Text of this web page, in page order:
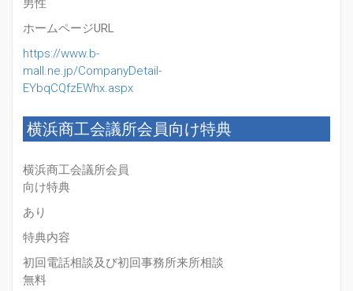
男性
ホームページURL
https://www.b-
mall.ne.jp/CompanyDetail-
EYbqCQfzEWhx.aspx
横浜商工会議所会員向け特典
横浜商工会議所会員
向け特典
あり
特典内容
初回電話相談及び初回事務所来所相談
無料